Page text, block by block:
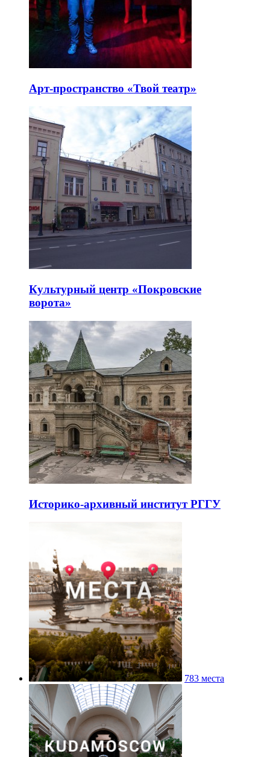
Арт-пространство «Твой театр»
Культурный центр «Покровские
ворота»
Историко-архивный институт РГГУ
783 места